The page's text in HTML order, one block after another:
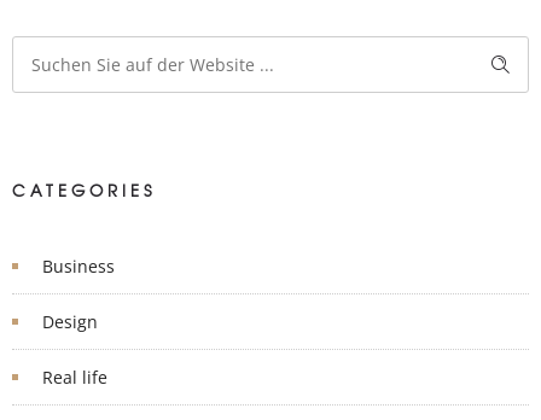
CATEGORIES
Business
Design
Real life